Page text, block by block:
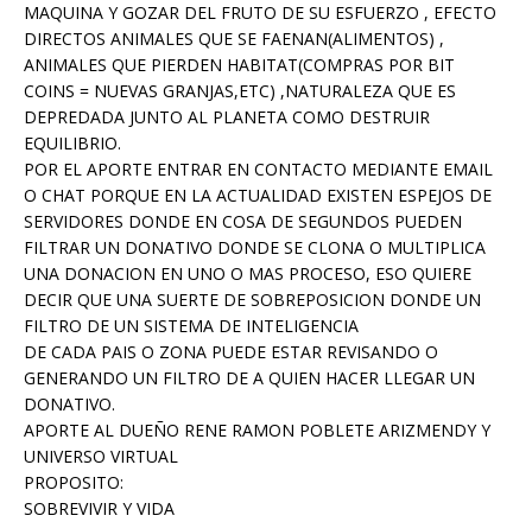
MAQUINA Y GOZAR DEL FRUTO DE SU ESFUERZO , EFECTO
DIRECTOS ANIMALES QUE SE FAENAN(ALIMENTOS) ,
ANIMALES QUE PIERDEN HABITAT(COMPRAS POR BIT
COINS = NUEVAS GRANJAS,ETC) ,NATURALEZA QUE ES
DEPREDADA JUNTO AL PLANETA COMO DESTRUIR
EQUILIBRIO.
POR EL APORTE ENTRAR EN CONTACTO MEDIANTE EMAIL
O CHAT PORQUE EN LA ACTUALIDAD EXISTEN ESPEJOS DE
SERVIDORES DONDE EN COSA DE SEGUNDOS PUEDEN
FILTRAR UN DONATIVO DONDE SE CLONA O MULTIPLICA
UNA DONACION EN UNO O MAS PROCESO, ESO QUIERE
DECIR QUE UNA SUERTE DE SOBREPOSICION DONDE UN
FILTRO DE UN SISTEMA DE INTELIGENCIA
DE CADA PAIS O ZONA PUEDE ESTAR REVISANDO O
GENERANDO UN FILTRO DE A QUIEN HACER LLEGAR UN
DONATIVO.
APORTE AL DUEÑO RENE RAMON POBLETE ARIZMENDY Y
UNIVERSO VIRTUAL
PROPOSITO:
SOBREVIVIR Y VIDA